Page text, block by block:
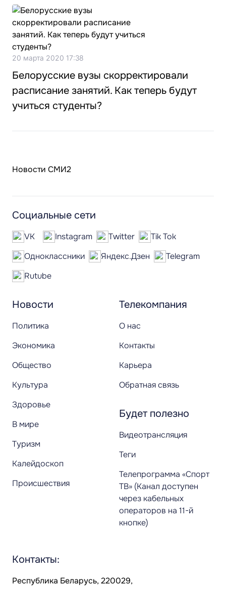
20 марта 2020 17:38
Белорусские вузы скорректировали
расписание занятий. Как теперь будут
учиться студенты?
Новости СМИ2
Новости
Политика
Экономика
Общество
Культура
Здоровье
В мире
Туризм
Калейдоскоп
Происшествия
Телекомпания
О нас
Контакты
Карьера
Обратная связь
Будет полезно
Видеотрансляция
Теги
Телепрограмма «Спорт
ТВ» (Канал доступен
через кабельных
операторов на 11-й
кнопке)
Социальные сети
VK Instagram Twitter
Tik Tok
Одноклассники
Яндекс.Дзен
Telegram
Rutube
Контакты:
Республика Беларусь, 220029,